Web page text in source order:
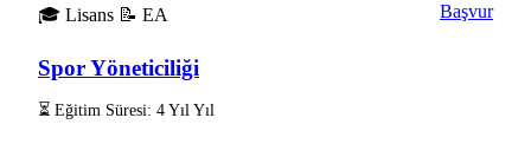
🎓 Lisans 📝 EA
Spor Yöneticiliği
⏳ Eğitim Süresi: 4 Yıl Yıl
Başvur